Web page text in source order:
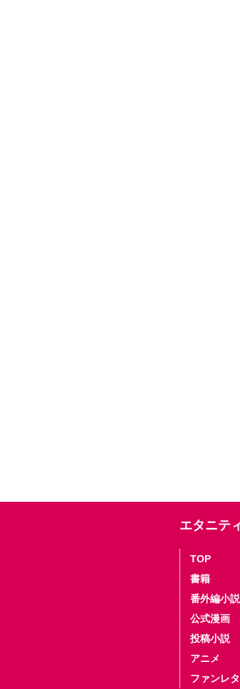
エタニテ
TOP
書籍
番外編小説
公式漫画
投稿小説
アニメ
ファンレ